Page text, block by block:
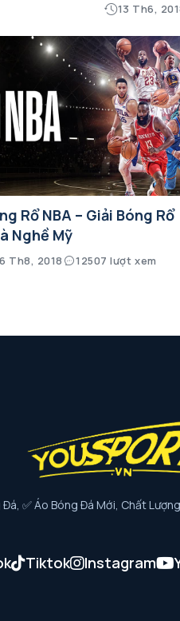
13 Th6,
Rổ NBA – Giải Bóng Rổ
Nghề Mỹ
Th8, 2018 12507 lượt xem
✅ Áo Bóng Đá Mới, Chất
Tiktok Instagram